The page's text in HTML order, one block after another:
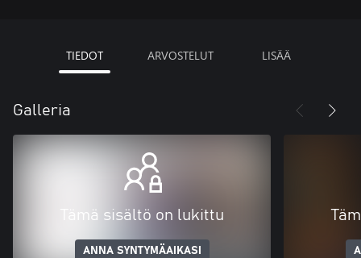
TIEDOT ARVOSTELUT LISÄÄ
Galleria
Tämä sisältö on lukittu
ANNA SYNTYMÄAIKASI